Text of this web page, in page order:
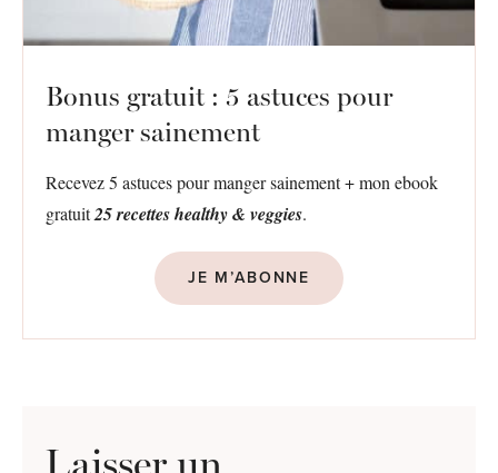
Bonus gratuit : 5 astuces pour
manger sainement
Recevez 5 astuces pour manger sainement + mon ebook
gratuit25 recettes healthy & veggies.
JE M’ABONNE